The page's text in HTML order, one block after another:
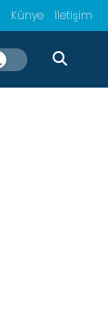
Künye İletişim